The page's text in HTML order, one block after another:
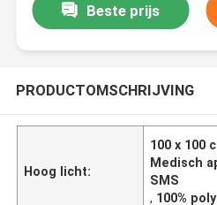
Beste prijs
PRODUCTOMSCHRIJVING
Hoog licht:
100 x 100
Medisch
SMS
, 100%